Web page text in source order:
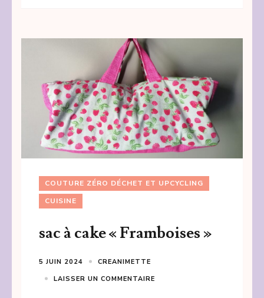
COUTURE ZÉRO DÉCHET ET UPCYCLING
CUISINE
sac à cake « Framboises »
5 JUIN 2024
CREANIMETTE
LAISSER UN COMMENTAIRE